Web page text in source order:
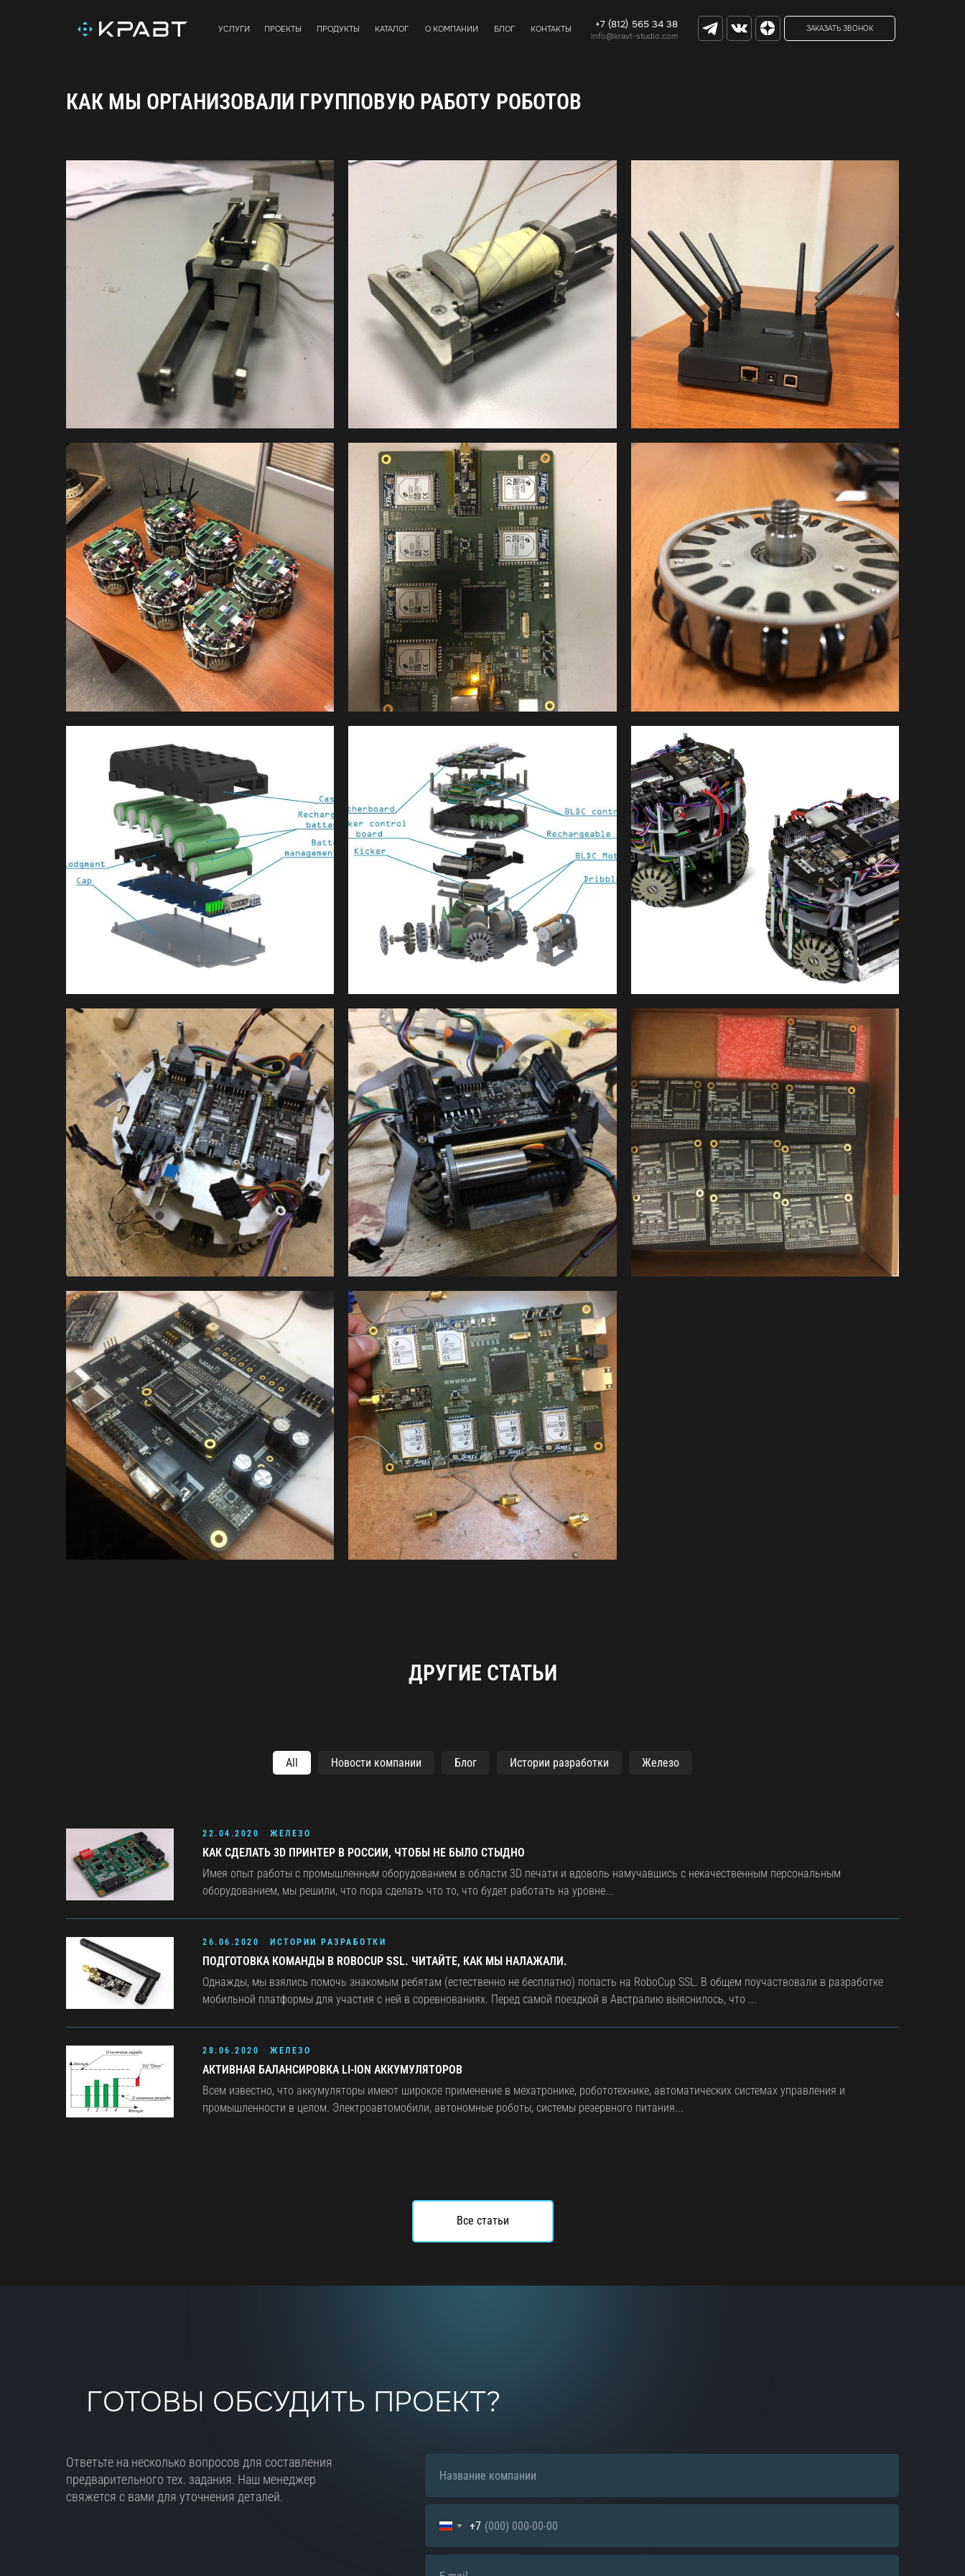
ПРОДУКТЫ
ПРОЕКТЫ
УСЛУГИ ЗАКАЗАТЬ ЗВОНОК
О КОМПАНИИ
КАТАЛОГ +7 (812) 565 34 38
БЛОГ
info@kravt-studio.com
КОНТАКТЫ
КАК МЫ ОРГАНИЗОВАЛИ ГРУППОВУЮ РАБОТУ РОБОТОВ
ДРУГИЕ СТАТЬИ
All Новости компании Блог Истории разработки Железо
22.04.2020 ЖЕЛЕЗО
КАК СДЕЛАТЬ 3D ПРИНТЕР В РОССИИ, ЧТОБЫ НЕ БЫЛО СТЫДНО
Имея опыт работы с промышленным оборудованием в области 3D печати и вдоволь намучавшись с некачественным персональным
оборудованием, мы решили, что пора сделать что то, что будет работать на уровне...
26.06.2020 ИСТОРИИ РАЗРАБОТКИ
ПОДГОТОВКА КОМАНДЫ В ROBOCUP SSL. ЧИТАЙТЕ, КАК МЫ НАЛАЖАЛИ.
Однажды, мы взялись помочь знакомым ребятам (естественно не бесплатно) попасть на RoboCup SSL. В общем поучаствовали в разработке
мобильной платформы для участия с ней в соревнованиях. Перед самой поездкой в Австралию выяснилось, что ...
28.06.2020 ЖЕЛЕЗО
АКТИВНАЯ БАЛАНСИРОВКА LI-ION АККУМУЛЯТОРОВ
Всем известно, что аккумуляторы имеют широкое применение в мехатронике, робототехнике, автоматических системах управления и
промышленности в целом. Электроавтомобили, автономные роботы, системы резервного питания...
Все статьи
Ответьте на несколько вопросов для составления
предварительного тех. задания. Наш менеджер
свяжется с вами для уточнения деталей.
+7
ГОТОВЫ ОБСУДИТЬ ПРОЕКТ?